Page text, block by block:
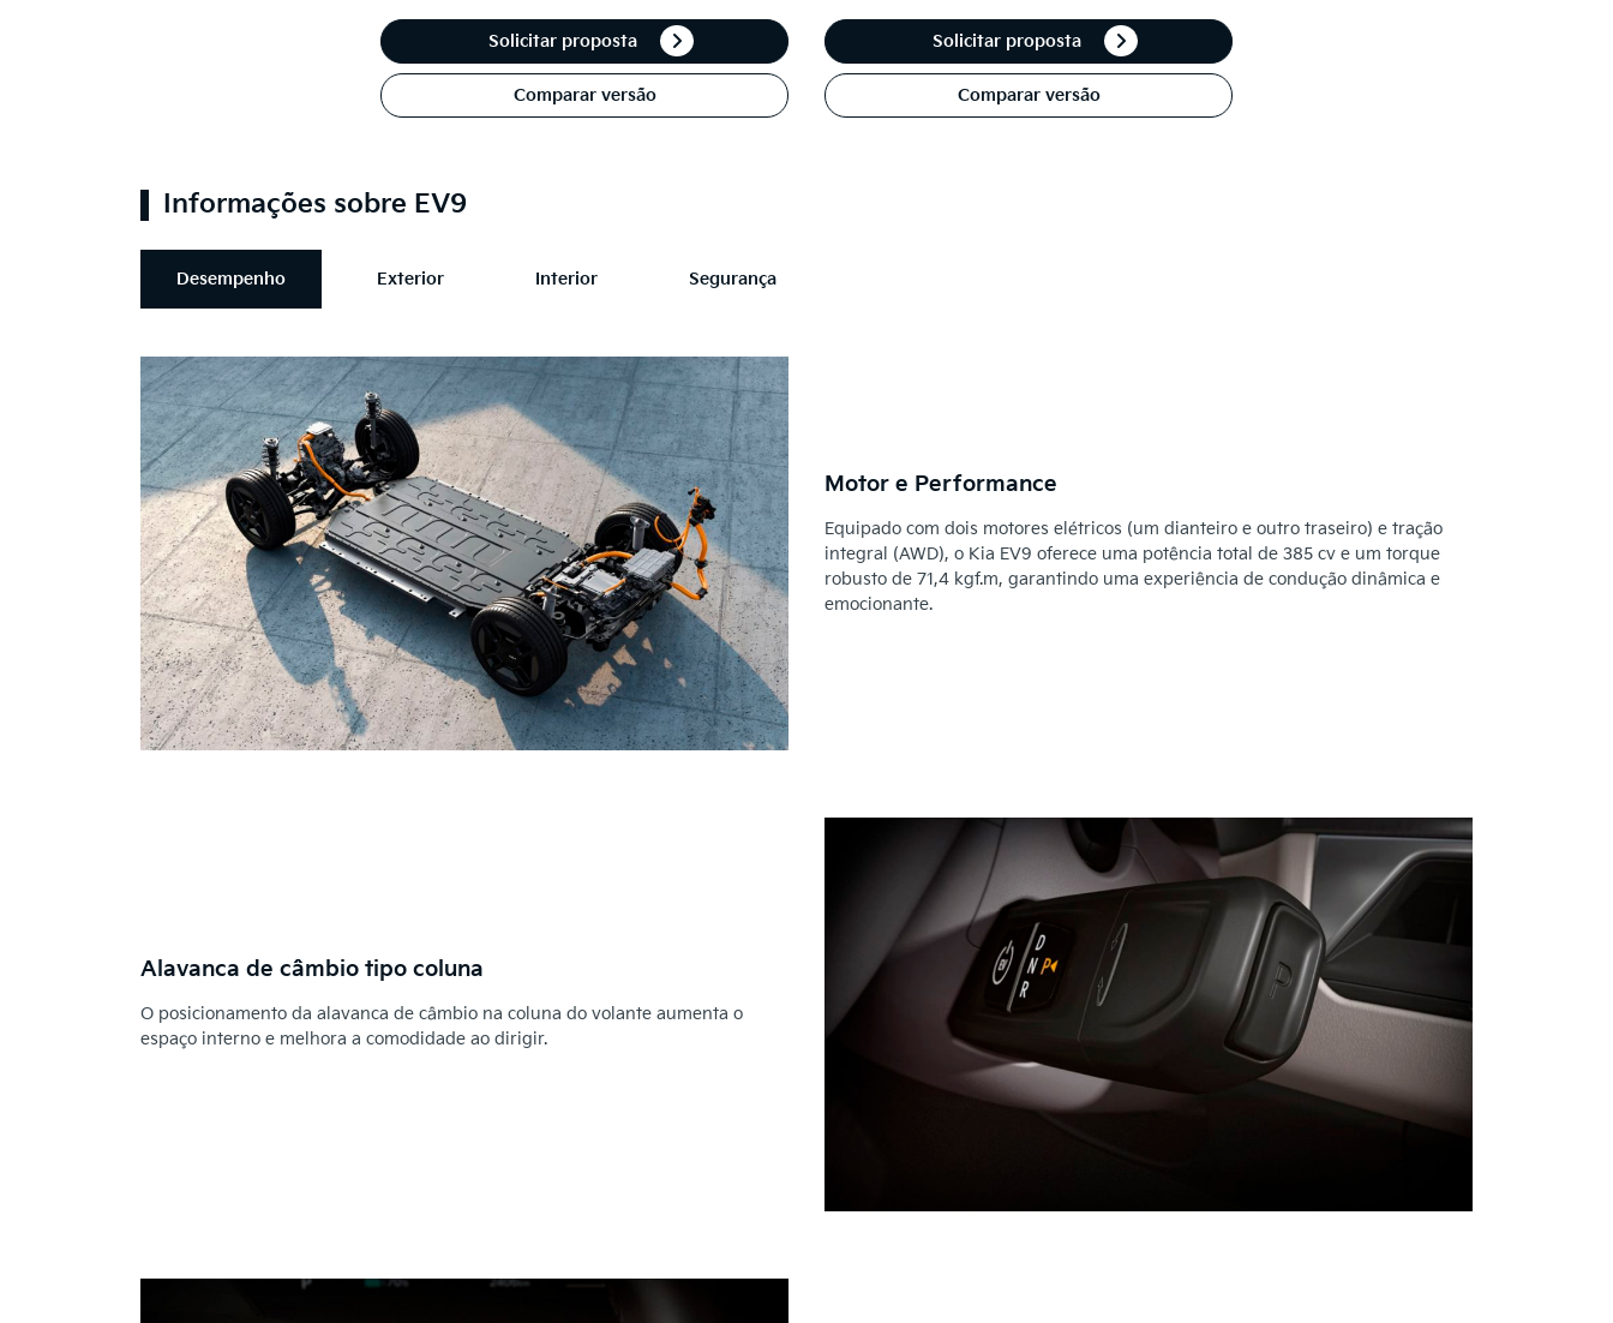
Solicitar proposta
Comparar versão
Solicitar proposta
Comparar versão
Informações sobre EV9
Desempenho Exterior Interior Segurança
Motor e Performance
Equipado com dois motores elétricos (um dianteiro e outro traseiro) e tração
integral (AWD), o Kia EV9 oferece uma potência total de 385 cv e um torque
robusto de 71,4 kgf.m, garantindo uma experiência de condução dinâmica e
emocionante.
Alavanca de câmbio tipo coluna
O posicionamento da alavanca de câmbio na coluna do volante aumenta o
espaço interno e melhora a comodidade ao dirigir.